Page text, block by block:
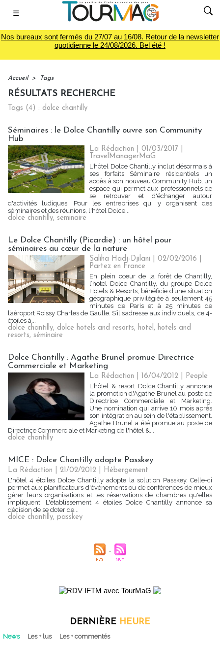
☰
Nos bureaux sont fermés du 27/07 au 16/08. Retour de la newsletter
quotidienne le 24/08/2026. Bel été !
Accueil > Tags
RÉSULTATS RECHERCHE
Tags (4) : dolce chantilly
Séminaires : le Dolce Chantilly ouvre son Community
Hub
La Rédaction | 01/03/2017
TravelManagerMaG
L'hôtel Dolce Chantilly inclut désormais à
ses forfaits Séminaire résidentiels un
accès à son nouveau Community Hub, un
espace qui permet aux professionnels de
se retrouver et d'échanger autour
d'activités ludiques. Pour les entreprises qui y organisent des
séminaires et des réunions, l'hôtel Dolce...
dolce chantilly, seminaire
Le Dolce Chantilly (Picardie) : un hôtel pour
séminaires au cœur de la nature
Saliha Hadj-Djilani | 02/02/2016
Partez en France
En plein coeur de la forêt de Chantilly,
l’hotel Dolce Chantilly, du groupe Dolce
Hotels & Resorts, bénéficie d’une situation
géographique privilégiée à seulement 45
minutes de Paris et à 25 minutes de
l’aéroport Roissy Charles de Gaulle. S’il s’adresse aux individuels, ce 4-
étoiles à...
dolce chantilly, dolce hotels and resorts, hotel, hotels and
resorts, séminaire
Dolce Chantilly : Agathe Brunel promue Directrice
Commerciale et Marketing
La Rédaction | 16/04/2012
People
L'hôtel & resort Dolce Chantilly annonce
la promotion d'Agathe Brunel au poste de
Directrice Commerciale et Marketing.
Une nomination qui arrive 10 mois après
son intégration au sein de l'établissement.
Agathe Brunel a été promue au poste de
Directrice Commerciale et Marketing de l'hôtel &...
dolce chantilly
MICE : Dolce Chantilly adopte Passkey
La Rédaction | 21/02/2012
Hébergement
L'hôtel 4 étoiles Dolce Chantilly adopte la solution Passkey. Celle-ci
permet aux planificateurs d'évènements ou de conférences de mieux
gérer leurs organisations et les réservations de chambres qu'elles
impliquent. L'établissement 4 étoiles Dolce Chantilly annonce sa
décision de se doter de...
dolce chantilly, passkey
DERNIÈRE HEURE
News Les + lus Les + commentés